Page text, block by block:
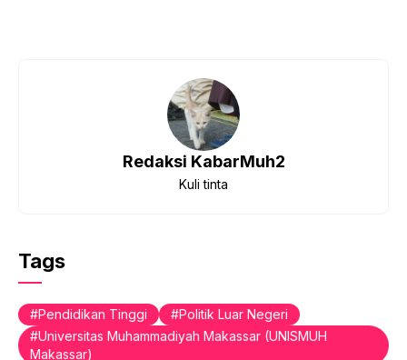
Redaksi KabarMuh2
Kuli tinta
Tags
Pendidikan Tinggi
Politik Luar Negeri
Universitas Muhammadiyah Makassar (UNISMUH
Makassar)